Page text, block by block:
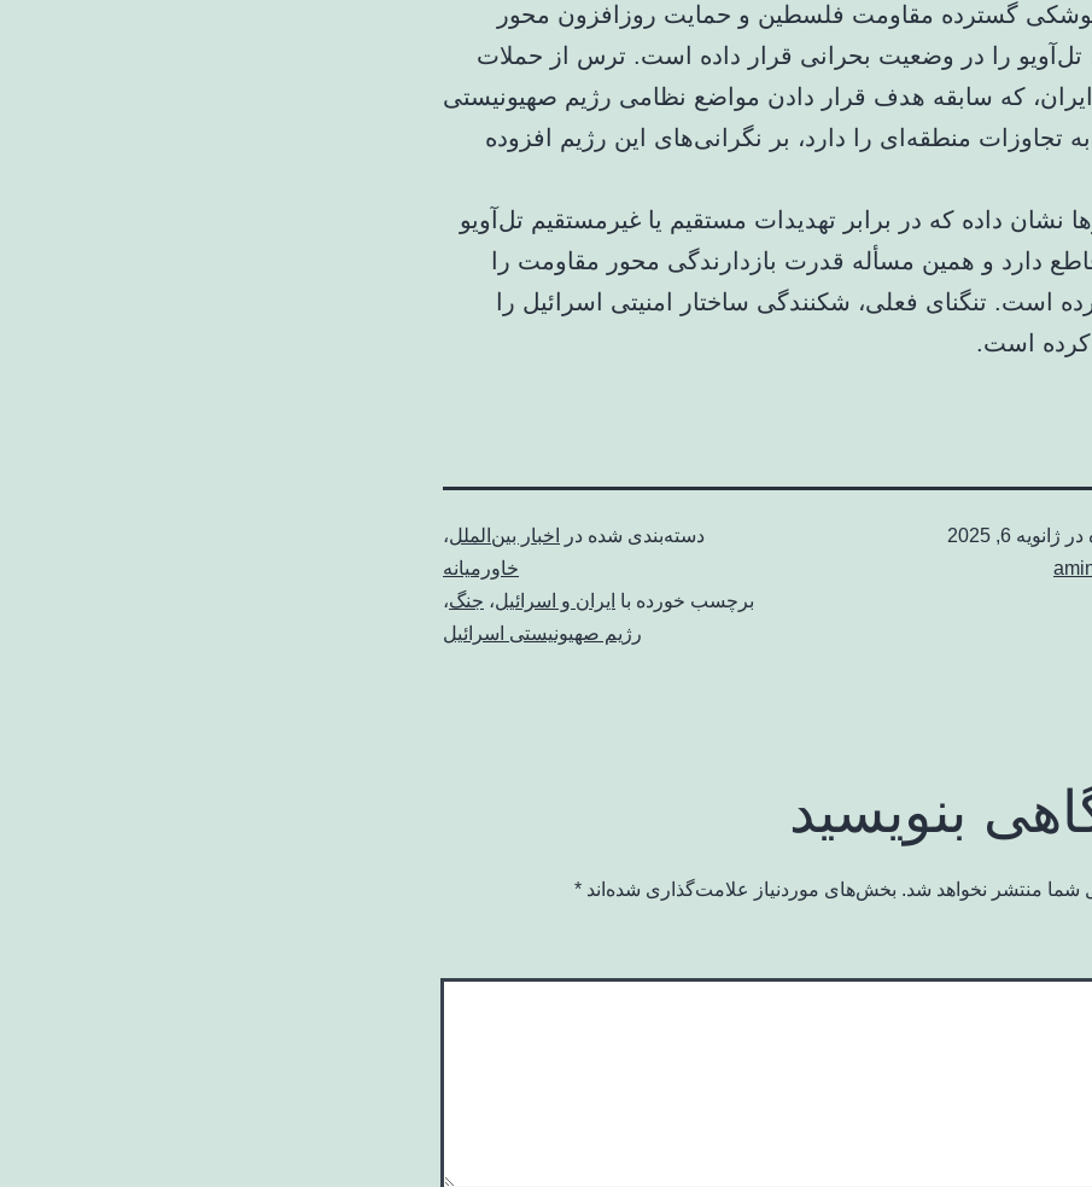
گسترده مقاومت فلسطین و حمایت روزافزون محور
تل‌آویو را در وضعیت بحرانی قرار داده است. ترس از حملات
ایران، که سابقه هدف قرار دادن مواضع نظامی رژیم صهیونیستی
تجاوزات منطقه‌ای را دارد، بر نگرانی‌های این رژیم افزوده
نشان داده که در برابر تهدیدات مستقیم یا غیرمستقیم تل‌آویو
دارد و همین مسأله قدرت بازدارندگی محور مقاومت را
است. تنگنای فعلی، شکنندگی ساختار امنیتی اسرائیل را
کرده است.
ژانویه 6, 2025
دسته‌بندی شده در اخبار بین‌الملل،
خاورمیانه
برچسب خورده با ایران و اسرائیل، جنگ،
رژیم صهیونیستی اسرائیل
بنویسید
شما منتشر نخواهد شد. بخش‌های موردنیاز علامت‌گذاری شده‌اند *